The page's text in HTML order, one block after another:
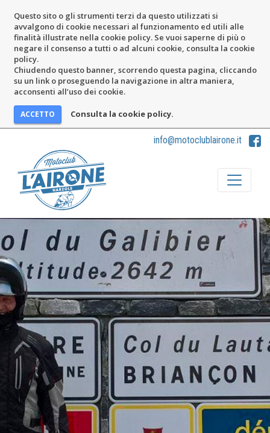
Questo sito o gli strumenti terzi da questo utilizzati si
avvalgono di cookie necessari al funzionamento ed utili alle
finalità illustrate nella cookie policy. Se vuoi saperne di più o
negare il consenso a tutti o ad alcuni cookie, consulta la cookie
policy.
Chiudendo questo banner, scorrendo questa pagina, cliccando
su un link o proseguendo la navigazione in altra maniera,
acconsenti all’uso dei cookie.
Consulta la cookie policy.
info@motoclublairone.it